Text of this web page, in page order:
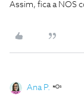
Assim, fica a NOS
Ana P.